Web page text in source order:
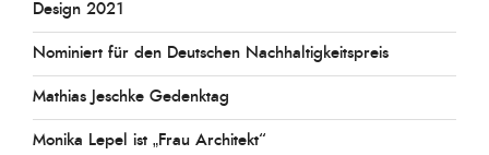
Design 2021
Nominiert für den Deutschen Nachhaltigkeitspreis
Mathias Jeschke Gedenktag
Monika Lepel ist „Frau Architekt“